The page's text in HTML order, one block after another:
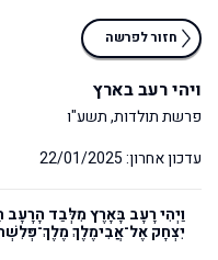
חזור לפרשה
ויהי רעב בארץ
פרשת תולדות, תשע"ו
עדכון אחרון: 22/01/2025
וַיְהִי רָעָב בָּאָרֶץ מִלְּבַד הָרָעָב
יִצְחָק אֶל־אֲבִימֶלֶךְ